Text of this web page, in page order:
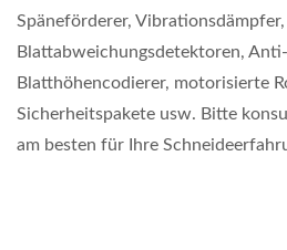
Späneförderer, Vibrationsdämpfer,
Blattabweichungsdetektoren,
Blatthöhencodierer, motorisierte
Sicherheitspakete usw. Bitte
am besten für Ihre